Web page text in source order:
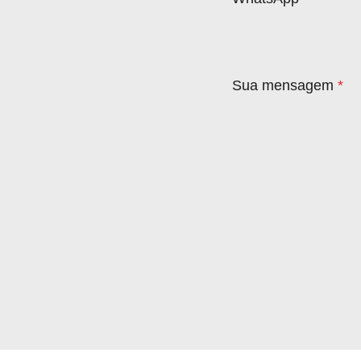
Sua mensagem *